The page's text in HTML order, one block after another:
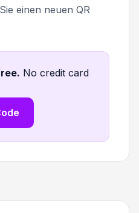
einen neuen QR
. No credit card